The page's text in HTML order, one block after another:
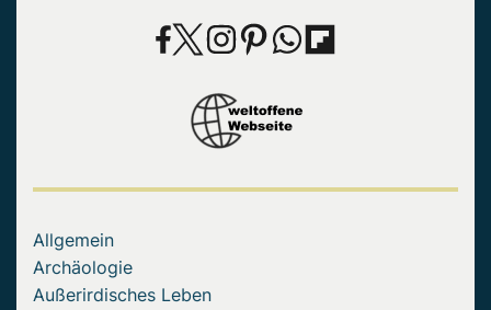
Allgemein
Archäologie
Außerirdisches Leben